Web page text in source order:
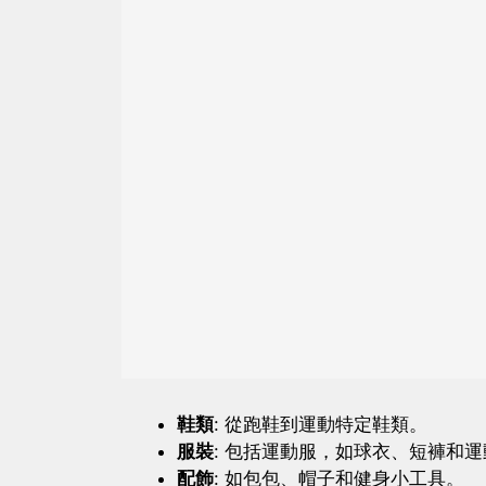
鞋類: 從跑鞋到運動特定鞋類。
服裝: 包括運動服，如球衣、短褲和運
配飾: 如包包、帽子和健身小工具。